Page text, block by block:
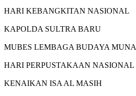
HARI KEBANGKITAN NASIONAL
KAPOLDA SULTRA BARU
MUBES LEMBAGA BUDAYA MUNA
HARI PERPUSTAKAAN NASIONAL
KENAIKAN ISA AL MASIH